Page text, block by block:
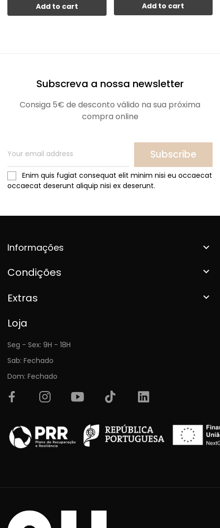
Add to cart Add to cart
Subscreva a nossa newsletter
Consiga 5€ de desconto válido na sua próxima
compra online
Subscribe
Enim quis fugiat consequat elit minim nisi eu occaecat
occaecat deserunt aliquip nisi ex deserunt.
Informações 
Condições 
Extras 
Loja
Seg - Sex: 9H - 18H
Sab: Fechado
Dom: Fechado